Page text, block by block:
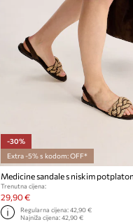
-30%
Extra -5% s kodom: OFF*
Trenutna cijena:
29,90 €
Regularna cijena: 42,90 €
Najniža cijena: 42,90 €